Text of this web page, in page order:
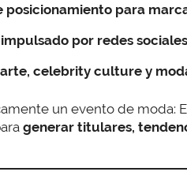
posicionamiento para
por redes sociales
celebrity culture y
un evento de moda:
generar titulares,